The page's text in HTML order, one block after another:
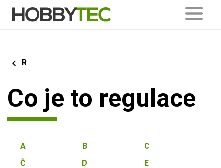
R
Co je to regulace
A B
C
Č
D
E